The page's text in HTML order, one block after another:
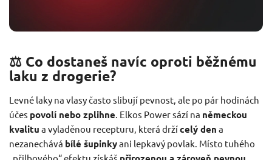
⚖️ Co dostaneš navíc oproti běžnému
laku z drogerie?
Levné laky na vlasy často slibují pevnost, ale po pár hodinách
účes povolí nebo zplihne. Elkos Power sází na německou
kvalitu a vyladěnou recepturu, která držícelý den a
nezanechává bílé šupinkyani lepkavý povlak. Místo tuhého